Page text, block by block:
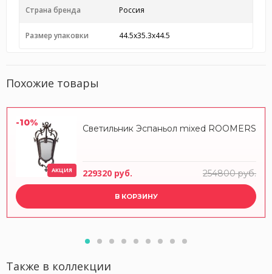
Страна бренда Россия
Размер упаковки 44.5x35.3x44.5
Похожие товары
-10%
АКЦИЯ
Светильник Эспаньол mixed ROOMERS
229320 руб. 254800 руб.
В КОРЗИНУ
Также в коллекции